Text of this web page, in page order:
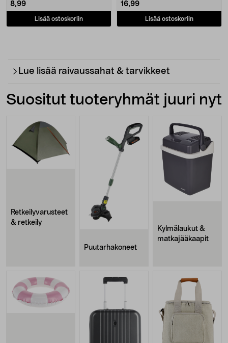
8,99
Lisää ostoskoriin
16,99
Lisää ostoskoriin
Lue lisää raivaussahat & tarvikkeet
Suositut tuoteryhmät juuri nyt
Retkeilyvarusteet
& retkeily
Puutarhakoneet
Kylmälaukut &
matkajääkaapit